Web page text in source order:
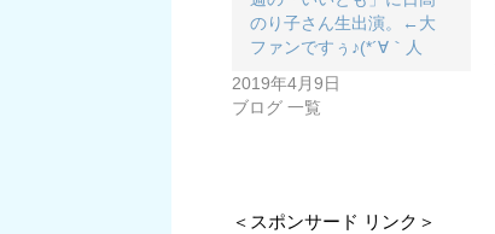
のり子さん生出演。←大
ファンですぅ♪(*´∀｀人
2019年4月9日
ブログ 一覧
＜スポンサード リンク＞